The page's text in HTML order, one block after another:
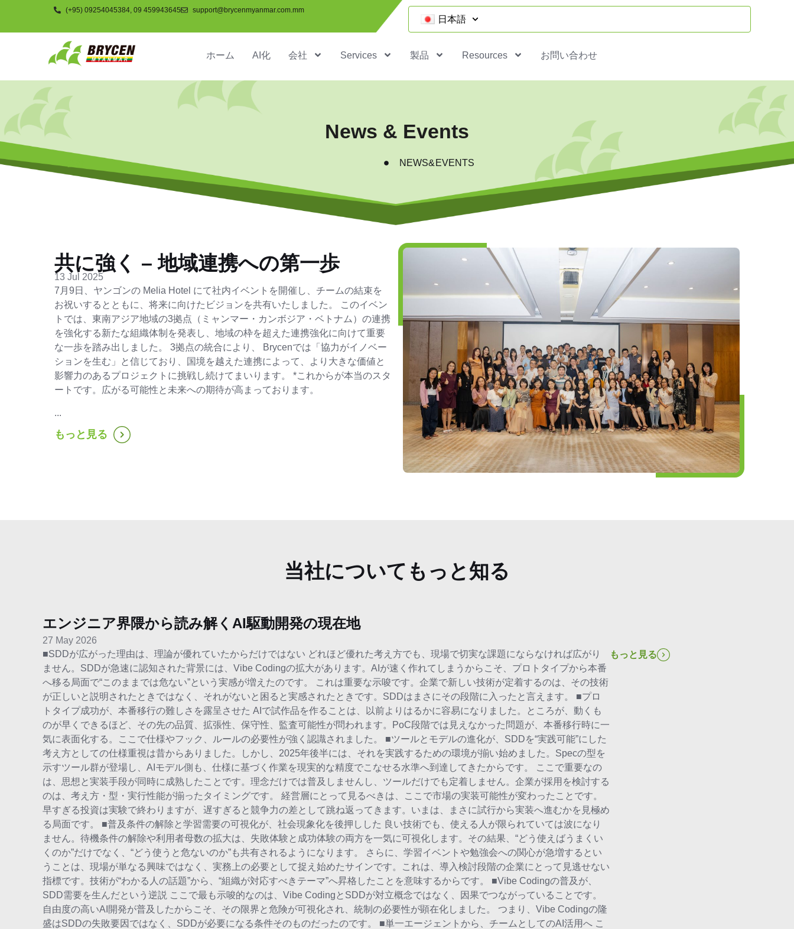
(+95) 09254045384, 09 459943645 support@brycenmyanmar.com.mm
日本語
ホーム AI化 会社 Services 製品 Resources お問い合わせ
News & Events
NEWS&EVENTS
共に強く – 地域連携への第一歩
13 Jul 2025
7月9日、ヤンゴンの Melia Hotel にて社内イベントを開催し、チームの結束を
お祝いするとともに、将来に向けたビジョンを共有いたしました。 このイベン
トでは、東南アジア地域の3拠点（ミャンマー・カンボジア・ベトナム）の連携
を強化する新たな組織体制を発表し、地域の枠を超えた連携強化に向けて重要
な一歩を踏み出しました。 3拠点の統合により、 Brycenでは「協力がイノベー
ションを生む」と信じており、国境を越えた連携によって、より大きな価値と
影響力のあるプロジェクトに挑戦し続けてまいります。 *これからが本当のスタ
ートです。広がる可能性と未来への期待が高まっております。
...
もっと見る
当社についてもっと知る
エンジニア界隈から読み解くAI駆動開発の現在地
27 May 2026
■SDDが広がった理由は、理論が優れていたからだけではない どれほど優れた考え方でも、現場で切実な課題にならなければ広がり
ません。SDDが急速に認知された背景には、Vibe Codingの拡大があります。AIが速く作れてしまうからこそ、プロトタイプから本番
へ移る局面で“このままでは危ない”という実感が増えたのです。 これは重要な示唆です。企業で新しい技術が定着するのは、その技術
が正しいと説明されたときではなく、それがないと困ると実感されたときです。SDDはまさにその段階に入ったと言えます。 ■プロ
トタイプ成功が、本番移行の難しさを露呈させた AIで試作品を作ることは、以前よりはるかに容易になりました。ところが、動くも
のが早くできるほど、その先の品質、拡張性、保守性、監査可能性が問われます。PoC段階では見えなかった問題が、本番移行時に一
気に表面化する。ここで仕様やフック、ルールの必要性が強く認識されました。 ■ツールとモデルの進化が、SDDを“実践可能”にした
考え方としての仕様重視は昔からありました。しかし、2025年後半には、それを実践するための環境が揃い始めました。Specの型を
示すツール群が登場し、AIモデル側も、仕様に基づく作業を現実的な精度でこなせる水準へ到達してきたからです。 ここで重要なの
は、思想と実装手段が同時に成熟したことです。理念だけでは普及しませんし、ツールだけでも定着しません。企業が採用を検討する
のは、考え方・型・実行性能が揃ったタイミングです。 経営層にとって見るべきは、ここで市場の実装可能性が変わったことです。
早すぎる投資は実験で終わりますが、遅すぎると競争力の差として跳ね返ってきます。いまは、まさに試行から実装へ進むかを見極め
る局面です。 ■普及条件の解除と学習需要の可視化が、社会現象化を後押しした 良い技術でも、使える人が限られていては波になり
ません。待機条件の解除や利用者母数の拡大は、失敗体験と成功体験の両方を一気に可視化します。その結果、“どう使えばうまくい
くのか”だけでなく、“どう使うと危ないのか”も共有されるようになります。 さらに、学習イベントや勉強会への関心が急増するとい
うことは、現場が単なる興味ではなく、実務上の必要として捉え始めたサインです。これは、導入検討段階の企業にとって見逃せない
指標です。技術が“わかる人の話題”から、“組織が対応すべきテーマ”へ昇格したことを意味するからです。 ■Vibe Codingの普及が、
SDD需要を生んだという逆説 ここで最も示唆的なのは、Vibe CodingとSDDが対立概念ではなく、因果でつながっていることです。
自由度の高いAI開発が普及したからこそ、その限界と危険が可視化され、統制の必要性が顕在化しました。 つまり、Vibe Codingの隆
盛はSDDの失敗要因ではなく、SDDが必要になる条件そのものだったのです。 ■単一エージェントから、チームとしてのAI活用へ こ
もっと見る